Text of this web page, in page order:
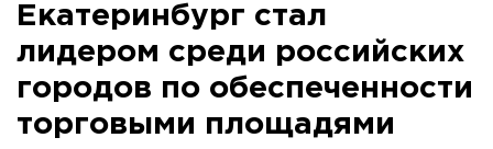
Екатеринбург стал
лидером среди российских
городов по обеспеченности
торговыми площадями